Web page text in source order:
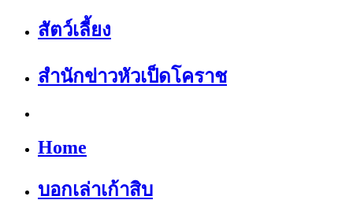
สัตว์เลี้ยง
สำนักข่าวหัวเป็ดโคราช
Home
บอกเล่าเก้าสิบ